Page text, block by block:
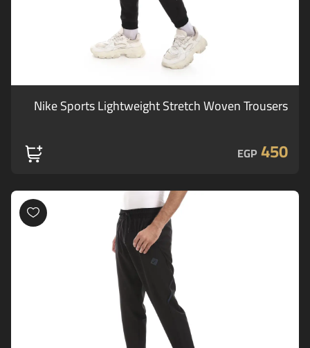
Nike Sports Lightweight Stretch Woven Trousers
450
EGP